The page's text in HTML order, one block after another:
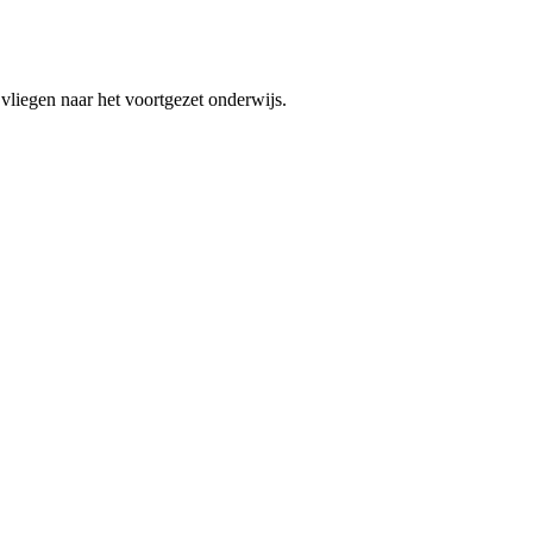
naar het voortgezet onderwijs.